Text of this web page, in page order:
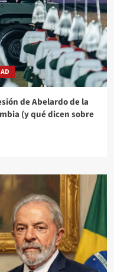
de Abelardo de la
(y qué dicen sobre